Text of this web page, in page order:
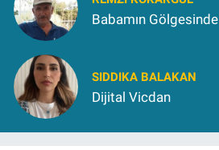
Babamın Gölgesinde
SIDDIKA BALAKAN
Dijital Vicdan